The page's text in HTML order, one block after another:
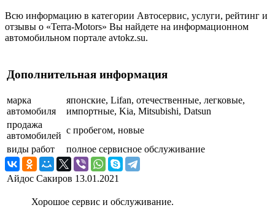
Всю информацию в категории Автосервис, услуги, рейтинг и
отзывы о «Terra-Motors» Вы найдете на информационном
автомобильном портале avtokz.su.
Дополнительная информация
марка
автомобиля
японские, Lifan, отечественные, легковые,
импортные, Kia, Mitsubishi, Datsun
продажа
автомобилей
с пробегом, новые
виды работ
полное сервисное обслуживание
Айдос Сакиров 13.01.2021
Хорошое сервис и обслуживание.